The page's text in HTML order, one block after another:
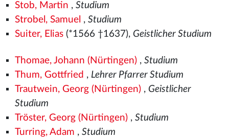
Stob, Martin , Studium
Strobel, Samuel , Studium
Suiter, Elias(*1566 †1637), Geistlicher Studium
Thomae, Johann (Nürtingen), Studium
Thum, Gottfried , Lehrer Pfarrer Studium
Trautwein, Georg (Nürtingen), Geistlicher
Studium
Tröster, Georg (Nürtingen), Studium
Turring, Adam , Studium